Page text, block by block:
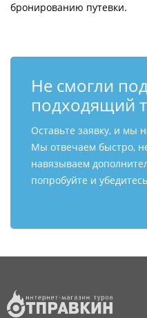
бронированию путевки.
Не смогли
подходящий
Оставьте заявку, и мы
Мы отвечаем быстро,
навязываем
попробуйте и